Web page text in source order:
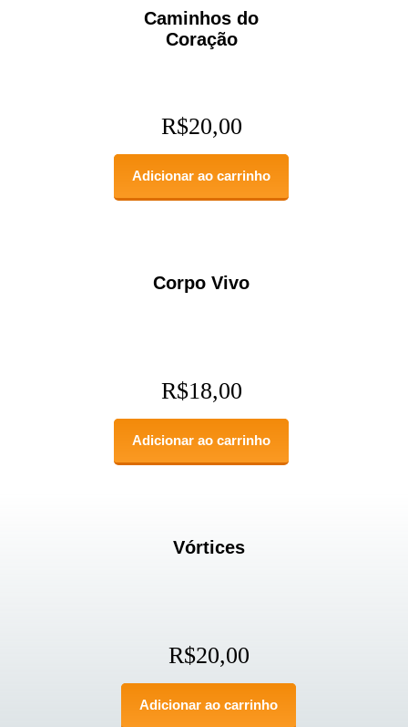
Caminhos do
Coração
R$20,00
Adicionar ao carrinho
Corpo Vivo
R$18,00
Adicionar ao carrinho
Vórtices
R$20,00
Adicionar ao carrinho